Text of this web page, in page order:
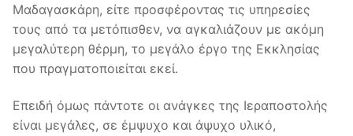
Μαδαγασκάρη, είτε προσφέροντας τις υπηρεσίες
τους από τα μετόπισθεν, να αγκαλιάζουν με ακόμη
μεγαλύτερη θέρμη, το μεγάλο έργο της Εκκλησίας
που πραγματοποιείται εκεί.
Επειδή όμως πάντοτε οι ανάγκες της Ιεραποστολής
είναι μεγάλες, σε έμψυχο και άψυχο υλικό,